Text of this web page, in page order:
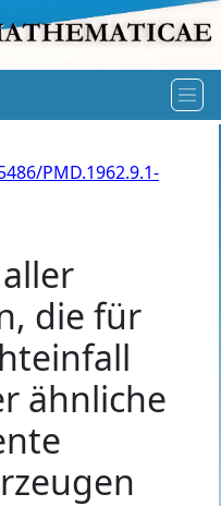
PMD.1962.9.1-
die für
ähnliche